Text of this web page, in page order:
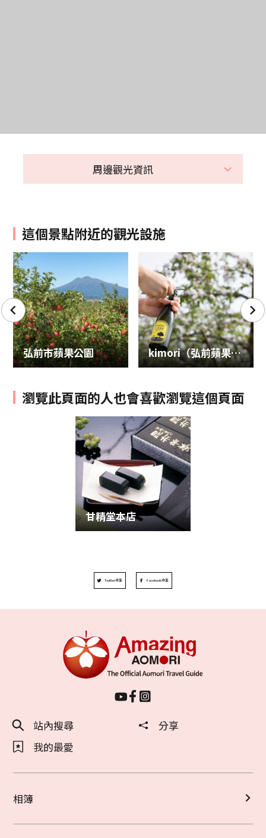
周邊觀光資訊
這個景點附近的觀光設施
弘前市蘋果公園 kimori（弘前蘋果酒工房）
瀏覽此頁面的人也會喜歡瀏覽這個頁面
甘精堂本店
Twitter分享 Facebook分享
站內搜尋
分享
我的最愛
相簿